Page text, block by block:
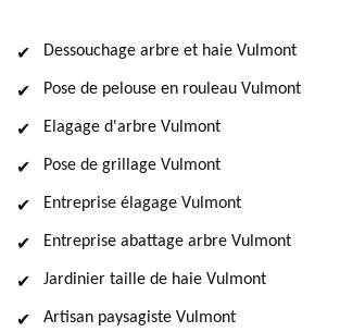
Dessouchage arbre et haie Vulmont
Pose de pelouse en rouleau Vulmont
Elagage d'arbre Vulmont
Pose de grillage Vulmont
Entreprise élagage Vulmont
Entreprise abattage arbre Vulmont
Jardinier taille de haie Vulmont
Artisan paysagiste Vulmont